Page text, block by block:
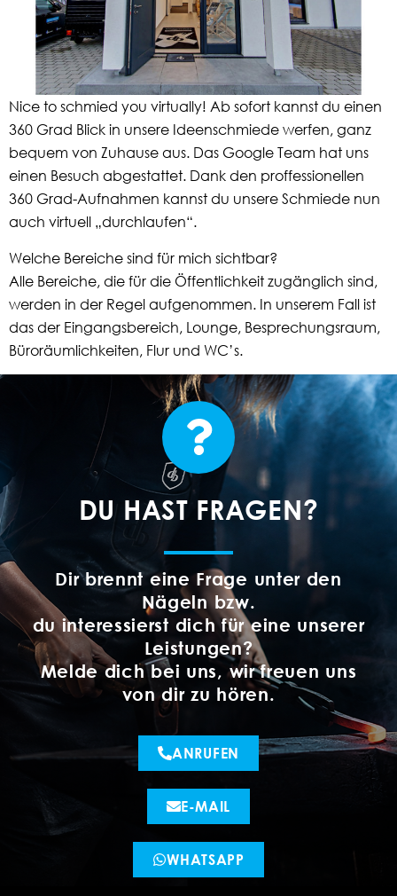
Nice to schmied you virtually! Ab sofort kannst du einen
360 Grad Blick in unsere Ideenschmiede werfen, ganz
bequem von Zuhause aus. Das Google Team hat uns
einen Besuch abgestattet. Dank den proffessionellen
360 Grad-Aufnahmen kannst du unsere Schmiede nun
auch virtuell „durchlaufen“.
Welche Bereiche sind für mich sichtbar?
Alle Bereiche, die für die Öffentlichkeit zugänglich sind,
werden in der Regel aufgenommen. In unserem Fall ist
das der Eingangsbereich, Lounge, Besprechungsraum,
Büroräumlichkeiten, Flur und WC’s.
DU HAST FRAGEN?
Dir brennt eine Frage unter den
Nägeln bzw.
du interessierst dich für eine unserer
Leistungen?
Melde dich bei uns, wir freuen uns
von dir zu hören.
ANRUFEN
E-MAIL
WHATSAPP